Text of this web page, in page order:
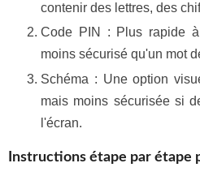
contenir des lettres, des
Code PIN : Plus rapide
moins sécurisé qu'un mot
Schéma : Une option
mais moins sécurisée si
l'écran.
Instructions étape par étape